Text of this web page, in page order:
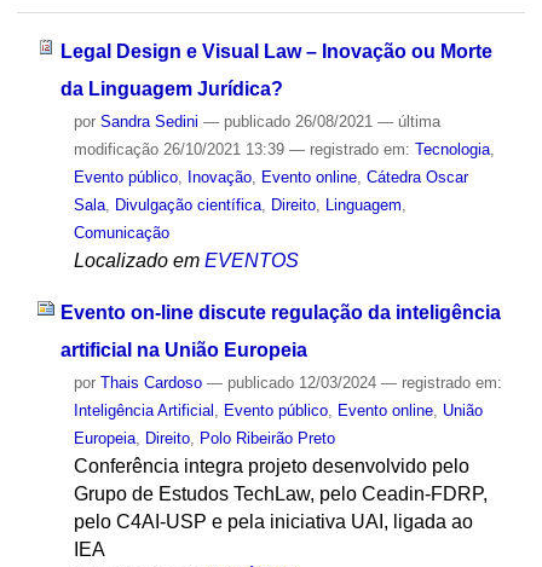
Legal Design e Visual Law – Inovação ou Morte
da Linguagem Jurídica?
por Sandra Sedini — publicado26/08/2021 — última
modificação26/10/2021 13:39 — registrado em: Tecnologia,
Evento público, Inovação, Evento online, Cátedra Oscar
Sala, Divulgação científica, Direito, Linguagem
Comunicação
Localizado em EVENTOS
Evento on-line discute regulação da inteligência
artificial na União Europeia
por Thais Cardoso — publicado12/03/2024 — registrado em:
Inteligência Artificial
Evento público, Evento online, União
Europeia, Direito, Polo Ribeirão Preto
Conferência integra projeto desenvolvido pelo
Grupo de Estudos TechLaw, pelo Ceadin-FDRP,
pelo C4AI-USP e pela iniciativa UAI, ligada ao
IEA